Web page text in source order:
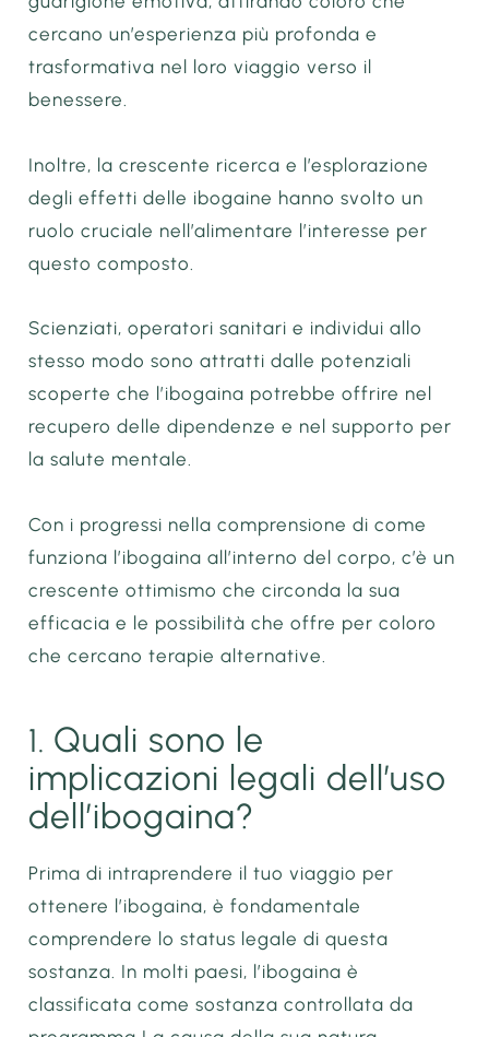
cercano un’esperienza più profonda e
trasformativa nel loro viaggio verso il
benessere.
Inoltre, la crescente ricerca e l’esplorazione
degli effetti delle ibogaine hanno svolto un
ruolo cruciale nell’alimentare l’interesse per
questo composto.
Scienziati, operatori sanitari e individui allo
stesso modo sono attratti dalle potenziali
scoperte che l’ibogaina potrebbe offrire nel
recupero delle dipendenze e nel supporto per
la salute mentale.
Con i progressi nella comprensione di come
funziona l’ibogaina all’interno del corpo, c’è un
crescente ottimismo che circonda la sua
efficacia e le possibilità che offre per coloro
che cercano terapie alternative.
1. Quali sono le
implicazioni legali dell’uso
dell’ibogaina?
Prima di intraprendere il tuo viaggio per
ottenere l’ibogaina, è fondamentale
comprendere lo status legale di questa
sostanza. In molti paesi, l’ibogaina è
classificata come sostanza controllata da